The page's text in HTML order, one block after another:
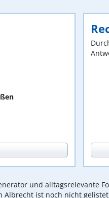
und alltagsrelevante
Albrecht ist noch nicht